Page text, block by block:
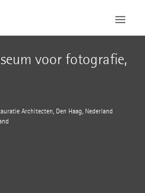
voor fotografie,
Architecten, Den Haag, Nederland